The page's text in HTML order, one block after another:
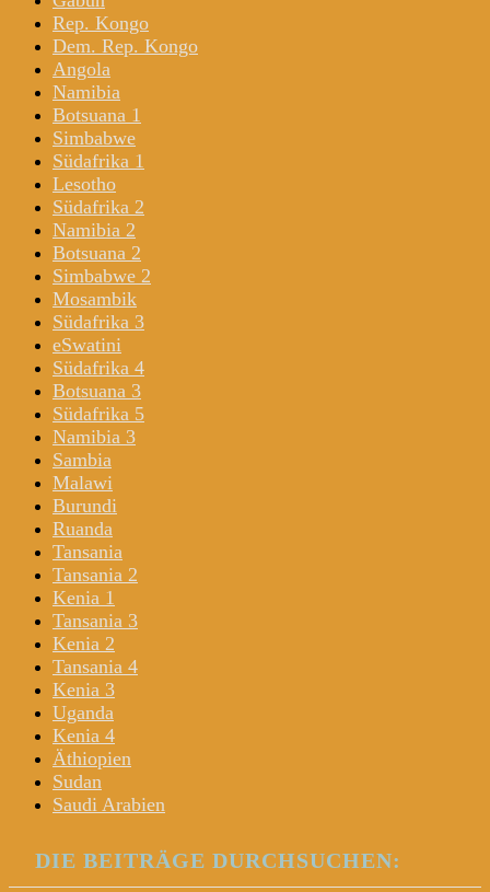
Rep. Kongo
Dem. Rep. Kongo
Angola
Namibia
Botsuana 1
Simbabwe
Südafrika 1
Lesotho
Südafrika 2
Namibia 2
Botsuana 2
Simbabwe 2
Mosambik
Südafrika 3
eSwatini
Südafrika 4
Botsuana 3
Südafrika 5
Namibia 3
Sambia
Malawi
Burundi
Ruanda
Tansania
Tansania 2
Kenia 1
Tansania 3
Kenia 2
Tansania 4
Kenia 3
Uganda
Kenia 4
Äthiopien
Sudan
Saudi Arabien
DIE BEITRÄGE DURCHSUCHEN: